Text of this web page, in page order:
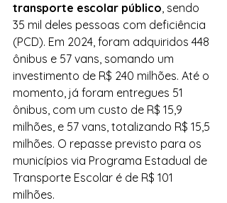
transporte escolar público, sendo
35 mil deles pessoas com deficiência
(PCD). Em 2024, foram adquiridos 448
ônibus e 57 vans, somando um
investimento de R$ 240 milhões. Até o
momento, já foram entregues 51
ônibus, com um custo de R$ 15,9
milhões, e 57 vans, totalizando R$ 15,5
milhões. O repasse previsto para os
municípios via Programa Estadual de
Transporte Escolar é de R$ 101
milhões.